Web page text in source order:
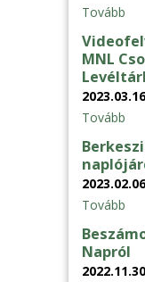
Tovább
MNL
Tovább
Tovább
Napról